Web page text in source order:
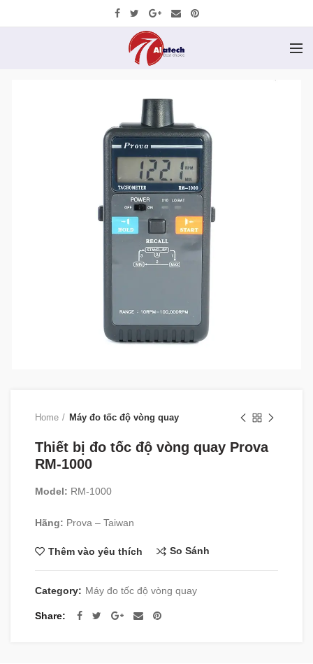
Home Máy đo tốc độ vòng quay
Thiết bị đo tốc độ vòng quay Prova
RM-1000
Model: RM-1000
Hãng: Prova – Taiwan
Thêm vào yêu thích So Sánh
Category: Máy đo tốc độ vòng quay
Share